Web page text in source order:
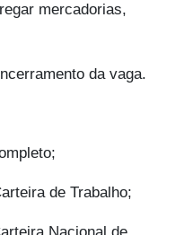
mercadorias,
da vaga.
de Trabalho;